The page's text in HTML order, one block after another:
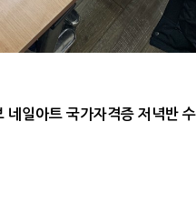
네일아트 국가자격증 저녁반